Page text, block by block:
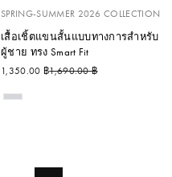
SPRING-SUMMER 2026 COLLECTION
เสื้อเชิ้ตแขนสั้นแบบทางการสำหรับ
ผู้ชาย ทรง Smart Fit
1,350.00 ฿ราคาปกติ
1,690.00 ฿